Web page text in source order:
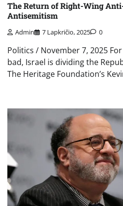
The Return of Right-Wing
Antisemitism
Admin 7 Lapkričio, 2025 0
Politics / November 7, 2025
bad, Israel is dividing the
The Heritage Foundation’s